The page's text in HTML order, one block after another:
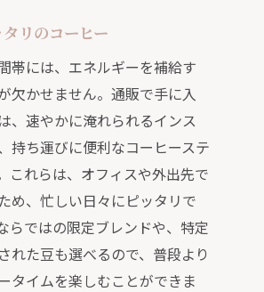
リのコーヒー
帯には、エネルギーを補給す
欠かせません。通販で手に入
、速やかに淹れられるインス
持ち運びに便利なコーヒーステ
これらは、オフィスや外出先で
め、忙しい日々にピッタリで
らではの限定ブレンドや、特定
れた豆も選べるので、普段より
タイムを楽しむことができま